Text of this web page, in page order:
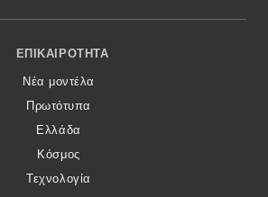
Footer Menu
ΕΠΙΚΑΙΡΌΤΗΤΑ
Νέα μοντέλα
Πρωτότυπα
Ελλάδα
Κόσμος
Τεχνολογία